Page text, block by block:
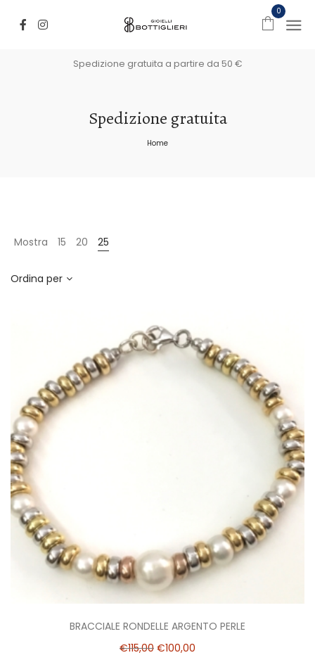
0
Spedizione gratuita a partire da 50 €
Spedizione gratuita
Home
Mostra 15 20 25
Ordina per
BRACCIALE RONDELLE ARGENTO PERLE
€115,00 €100,00